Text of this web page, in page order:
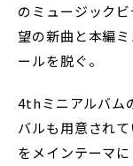
のミュージック
望の新曲と本編
ールを脱ぐ。
4thミニアルバム
バルも用意され
をメインテーマ